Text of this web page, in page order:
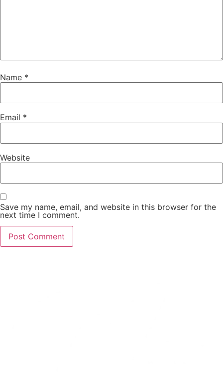
Name *
Email *
Website
Save my name, email, and website in this browser for the
next time I comment.